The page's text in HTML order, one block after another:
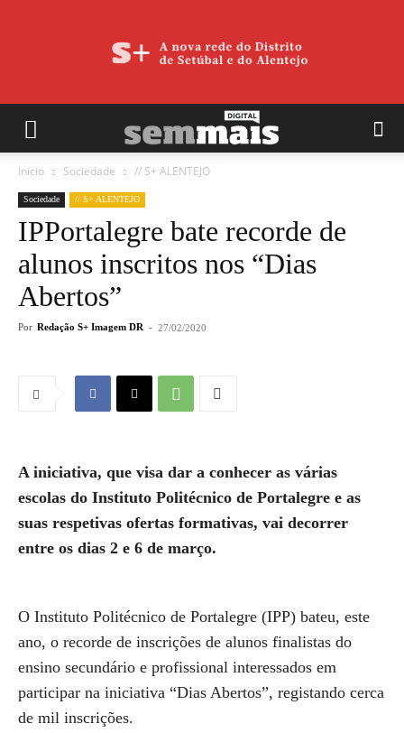
Início Sociedade // S+ ALENTEJO
Sociedade // S+ ALENTEJO
IPPortalegre bate recorde de
alunos inscritos nos “Dias
Abertos”
Por Redação S+ Imagem DR - 27/02/2020
A iniciativa, que visa dar a conhecer as várias
escolas do Instituto Politécnico de Portalegre e as
suas respetivas ofertas formativas, vai decorrer
entre os dias 2 e 6 de março.
O Instituto Politécnico de Portalegre (IPP) bateu, este
ano, o recorde de inscrições de alunos finalistas do
ensino secundário e profissional interessados em
participar na iniciativa “Dias Abertos”, registando cerca
de mil inscrições.